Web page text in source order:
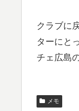
クラブに
ターにと
チェ広島
メモ